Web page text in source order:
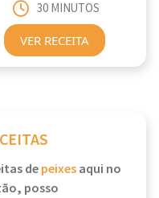
30 MINUTOS
VER RECEITA
depeixesaqui no
posso